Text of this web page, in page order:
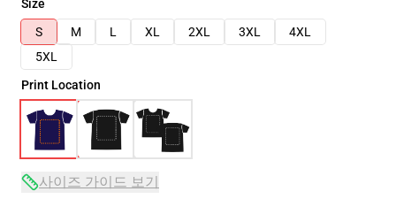
Size
S
M L XL 2XL 3XL
4XL
5XL
Print Location
사이즈 가이드 보기